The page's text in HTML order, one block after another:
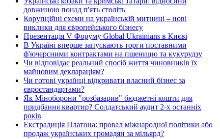
довжиною понад п'ять століть
Корупційні схеми на українській митниці – нові
виклики для європейського бізнесу
Презентація V Форуму Global Ukrainians в Києві
В Україні вперше запускають торги поставними
ф'ючерсними контрактами на пшеницю та кукурудзу
Чи відповідає реальний спосіб життя чиновників їх
майновим деклараціям?
Чи готові українці відкривати власний бізнес за
євростандартами?
Як Міноборони "розбазарив" бюджетні кошти для
придбання квартир? Солдатський аудит 2-х останніх
років
Екстрадиція Платона: провал міжнародної політики або
продаж українських громадян за мільярд?